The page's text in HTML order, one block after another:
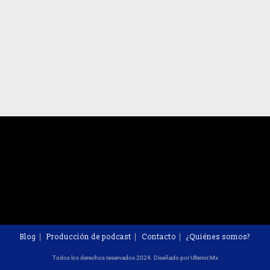
Blog Producción de podcast Contacto ¿Quiénes somos?
Todos los derechos reservados 2024. Diseñado por Ulterior.Mx